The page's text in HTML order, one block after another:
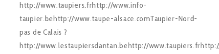
http://www.taupiers.frhttp://www.info-
taupier.behttp://www.taupe-alsace.comTaupier-Nord-
pas de Calais ?
http://www.lestaupiersdantan.behttp://